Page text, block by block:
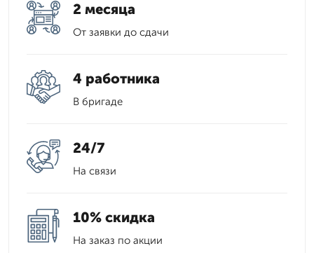
2 месяца
От заявки до сдачи
4 работника
В бригаде
24/7
На связи
10% скидка
На заказ по акции